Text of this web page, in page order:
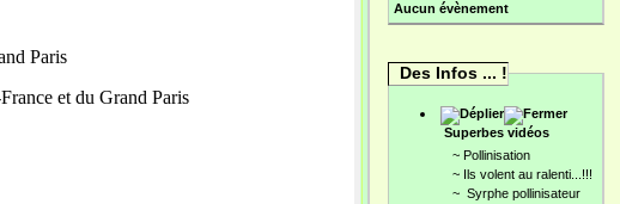
Paris
et du Grand Paris
Aucun évènement
Des Infos ... !
Superbes vidéos
~ Pollinisation
~ Ils volent au ralenti...!!!
~ Syrphe pollinisateur